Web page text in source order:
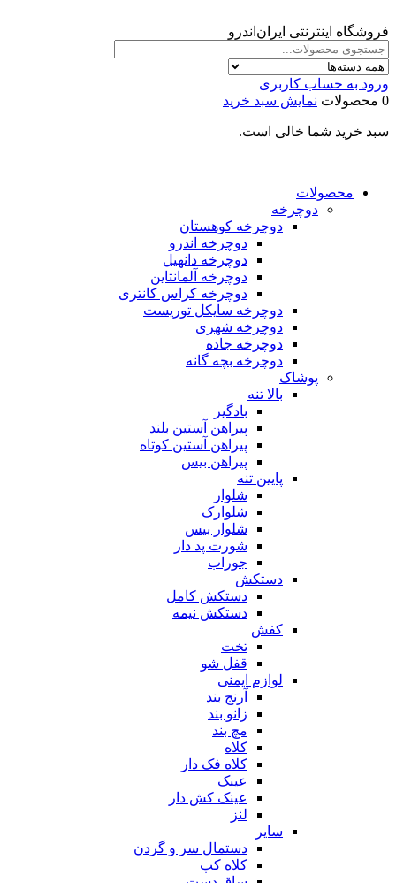
فروشگاه اینترنتی ایران‌اندرو
ورود به حساب کاربری
0 محصولات
نمایش سبد خرید
سبد خرید شما خالی است.
محصولات
دوچرخه
دوچرخه کوهستان
دوچرخه اندرو
دوچرخه دانهیل
دوچرخه آلمانتاین
دوچرخه کراس کانتری
دوچرخه سایکل توریست
دوچرخه شهری
دوچرخه جاده
دوچرخه بچه گانه
پوشاک
بالا تنه
بادگیر
پیراهن آستین بلند
پیراهن آستین کوتاه
پیراهن بیس
پایین تنه
شلوار
شلوارک
شلوار بیس
شورت پد دار
جوراب
دستکش
دستکش کامل
دستکش نیمه
کفش
تخت
قفل شو
لوازم ایمنی
آرنج بند
زانو بند
مچ بند
کلاه
کلاه فک دار
عینک
عینک کش دار
لنز
سایر
دستمال سر و گردن
کلاه کپ